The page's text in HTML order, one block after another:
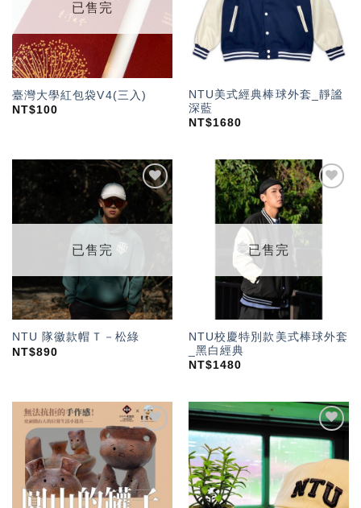
已售完
臺灣大學紅包袋V4(三入)
NT$100
NTU美式經典棒球外套_靜謐
深藍
NT$1680
加入
「願
望輕
已售完
NTU 隊徽款帽Ｔ－松綠
NT$890
加入
望輕
已售完
NTU校慶特別款美式棒球外套
_黑白經典
NT$1480
加入
「願
望輕
單」
加入
「願
望輕